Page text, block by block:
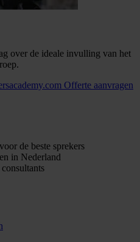
over de ideale invulling van het
Offerte aanvragen
de beste sprekers
in Nederland